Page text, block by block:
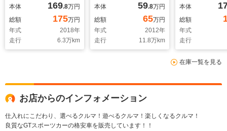
ライト プッシュスタ
ート スポーツAT搭
載 タイミングチェー
ン
本体 169.8万円
総額
175万円
年式
2018年
走行
6.3万km
マートキー HID エ
アロパーツ 専用スポ
ーツシート ハイブリ
ッドスポーツカー
本体 59.8万円
総額
65万円
年式
2012年
走行
11.8万km
トキー プッ
ート ハーフ
ート エアロ
スポーツAT
18AW
本体
総額
年式
走行
在庫一覧を見る
お店からのインフォメーション
仕入れにこだわり、選べるクルマ！遊べるクルマ！楽しくなるクルマ！
良質なGTスポーツカーの格安車を販売しています！！